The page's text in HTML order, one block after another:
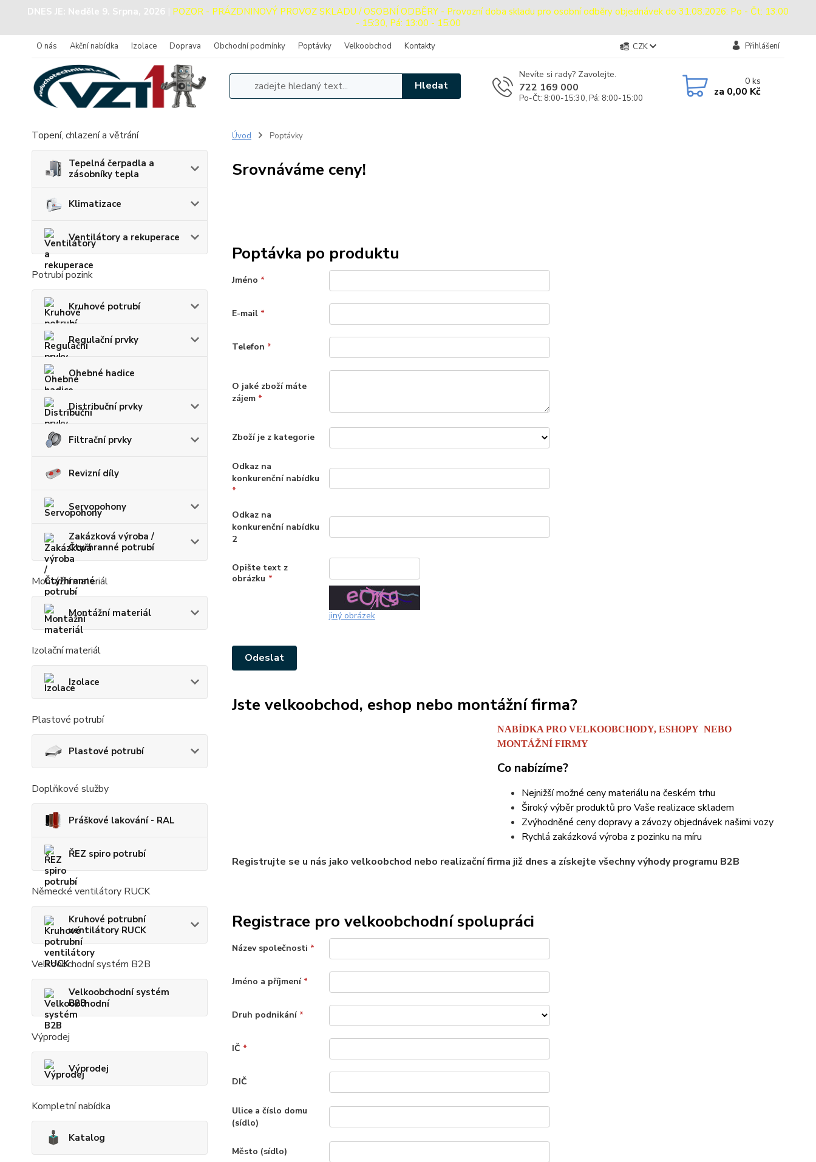
DNES JE: Neděle 9. Srpna, 2026 | POZOR - PRÁZDNINOVÝ PROVOZ SKLADU / OSOBNÍ ODBĚRY - Provozní doba skladu pro osobní odběry objednávek do 31.08.2026: Po - Čt: 13:00
- 15:30, Pá: 13:00 - 15:00
O nás Akční nabídka Izolace Doprava Obchodní podmínky Poptávky Velkoobchod Kontakty CZK Přihlášení
Hledat
Nevíte si rady? Zavolejte.
722 169 000
Po-Čt: 8:00-15:30, Pá: 8:00-15:00
0ks
za 0,00 Kč
Topení, chlazení a větrání
Tepelná čerpadla a
zásobníky tepla
Klimatizace
Ventilátory a rekuperace
Potrubí pozink
Kruhové potrubí
Regulační prvky
Ohebné hadice
Distribuční prvky
Filtrační prvky
Revizní díly
Servopohony
Zakázková výroba /
Čtyřhranné potrubí
Montážní materiál
Montážní materiál
Izolační materiál
Izolace
Plastové potrubí
Plastové potrubí
Doplňkové služby
Práškové lakování - RAL
ŘEZ spiro potrubí
Německé ventilátory RUCK
Kruhové potrubní
ventilátory RUCK
Velkoobchodní systém B2B
Velkoobchodní systém
B2B
Výprodej
Výprodej
Kompletní nabídka
Katalog
Úvod Poptávky
Srovnáváme ceny!
Poptávka po produktu
Jméno *
E-mail *
Telefon *
O jaké zboží máte
zájem *
Zboží je z kategorie
Odkaz na
konkurenční nabídku
*
Odkaz na
konkurenční nabídku
2
Opište text z
obrázku *
jiný obrázek
Jste velkoobchod, eshop nebo montážní firma?
NABÍDKA PRO VELKOOBCHODY, ESHOPY NEBO
MONTÁŽNÍ FIRMY
Co nabízíme?
Nejnižší možné ceny materiálu na českém trhu
Široký výběr produktů pro Vaše realizace skladem
Zvýhodněné ceny dopravy a závozy objednávek našimi vozy
Rychlá zakázková výroba z pozinku na míru
Registrujte se u nás jako velkoobchod nebo realizační firma již dnes a získejte všechny výhody programu B2B
Registrace pro velkoobchodní spolupráci
Název společnosti *
Jméno a příjmení *
Druh podnikání *
IČ *
DIČ
Ulice a číslo domu
(sídlo)
Město (sídlo)